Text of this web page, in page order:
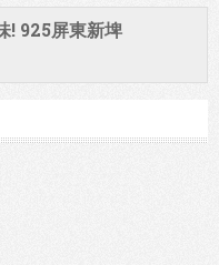
! 925屏東新埤